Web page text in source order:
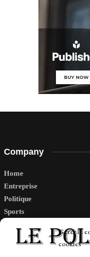
Gérer le
cookies
Company
Home
Entreprise
Politique
Sports